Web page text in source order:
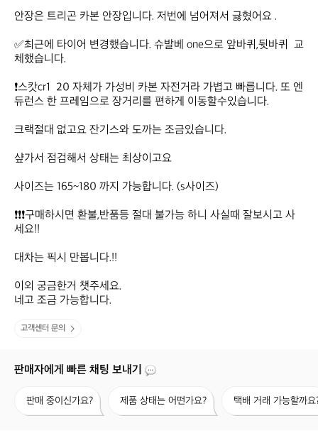
안장은 트리곤 카본 안장입니다. 저번에 넘어져서 긇혔어요 .
✅최근에 타이어 변경했습니다. 슈발베 one으로 앞바퀴,뒷바퀴  교
체했습니다.
❗스캇cr1  20 자체가 가성비 카본 자전거라 가볍고 빠릅니다. 또 엔
듀런스 한 프레임으로 장거리를 편하게 이동할수있습니다.
크랙절대 없고요 잔기스와 도까는 조금있습니다.
샾가서 점검해서 상태는 최상이고요
사이즈는 165~180 까지 가능합니다. (s사이즈)
❗❗❗구매하시면 환불,반품등 절대 불가능 하니 사실때 잘보시고 사
세요!!
대차는 픽시 만봅니다.!!
이외 궁금한거 챗주세요.
네고 조금 가능합니다.
고객센터 문의
판매자에게 빠른 채팅 보내기
판매 중이신가요? 제품 상태는 어떤가요? 택배 거래 가능할까요